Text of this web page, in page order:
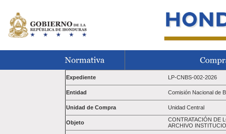
Expediente LP-CNBS-002-2026
Entidad Comisión Nacional de
Unidad de Compra Unidad Central
Objeto
CONTRATACIÓN DE
ARCHIVO